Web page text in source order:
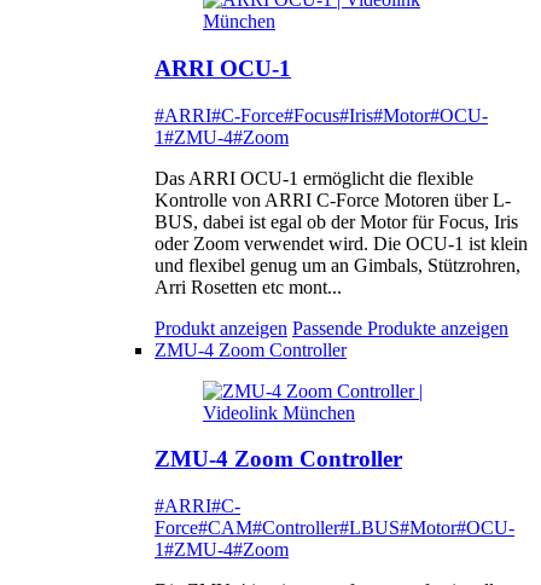
ARRI OCU-1
#ARRI#C-Force#Focus#Iris#Motor#OCU-
1#ZMU-4#Zoom
Das ARRI OCU-1 ermöglicht die flexible
Kontrolle von ARRI C-Force Motoren über L-
BUS, dabei ist egal ob der Motor für Focus, Iris
oder Zoom verwendet wird. Die OCU-1 ist klein
und flexibel genug um an Gimbals, Stützrohren,
Arri Rosetten etc mont...
Produkt anzeigen Passende Produkte anzeigen
ZMU-4 Zoom Controller
ZMU-4 Zoom Controller
#ARRI#C-
Force#CAM#Controller#LBUS#Motor#OCU-
1#ZMU-4#Zoom